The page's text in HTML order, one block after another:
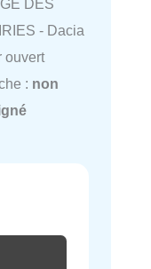
DES
- Dacia
ouvert
: non